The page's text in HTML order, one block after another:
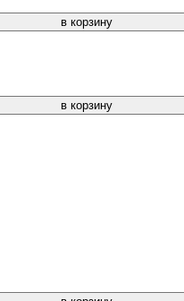
в корзину
в корзину